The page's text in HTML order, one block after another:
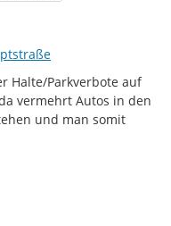
Halte/Parkverbote auf
vermehrt Autos in den
und man somit